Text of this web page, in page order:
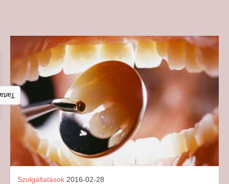
Szolgáltatások 2016-02-28